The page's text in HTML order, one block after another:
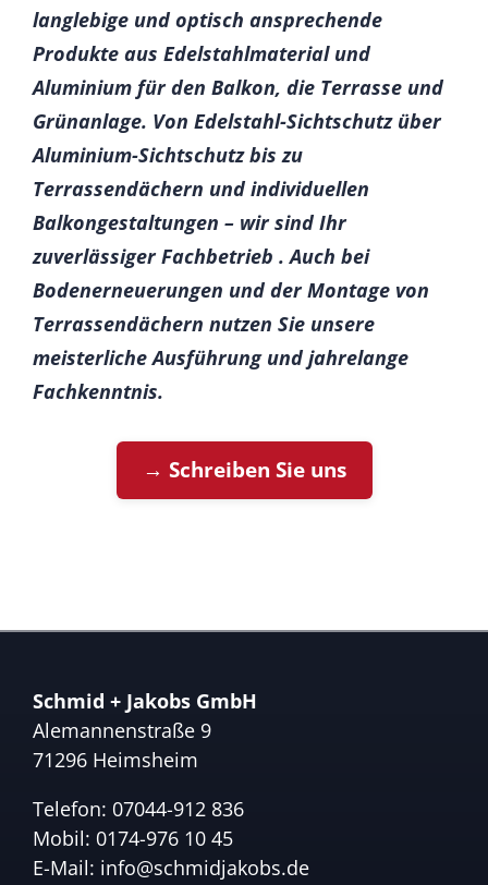
langlebige und optisch ansprechende
Produkte aus Edelstahlmaterial und
Aluminium für den Balkon, die Terrasse und
Grünanlage. Von Edelstahl-Sichtschutz über
Aluminium-Sichtschutz bis zu
Terrassendächern und individuellen
Balkongestaltungen – wir sind Ihr
zuverlässiger Fachbetrieb . Auch bei
Bodenerneuerungen und der Montage von
Terrassendächern nutzen Sie unsere
meisterliche Ausführung und jahrelange
Fachkenntnis.
→ Schreiben Sie uns
Schmid + Jakobs GmbH
Alemannenstraße 9
71296 Heimsheim
Telefon: 07044-912 836
Mobil: 0174-976 10 45
E-Mail: info@schmidjakobs.de